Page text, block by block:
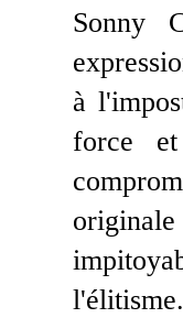
Sonny
à
force